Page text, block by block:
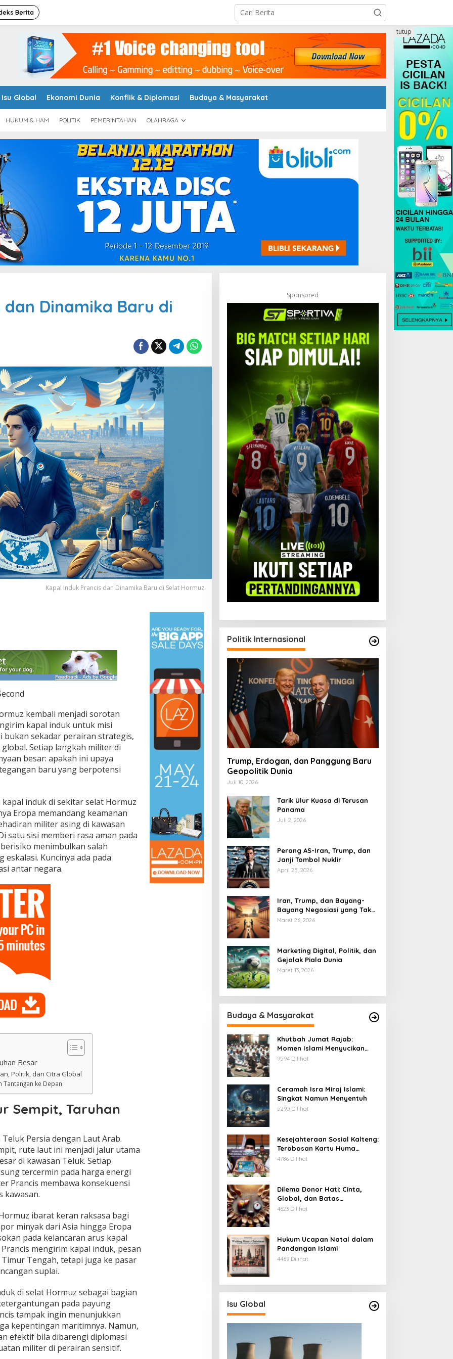
Berita
Isu Global Ekonomi Dunia Konflik & Diplomasi Budaya & Masyarakat
HUKUM & HAM POLITIK PEMERINTAHAN OLAHRAGA
tutup
Dinamika Baru di
Kapal Induk Prancis dan Dinamika Baru di Selat Hormuz
kembali menjadi sorotan
kapal induk untuk misi
bukan sekadar perairan strategis,
Setiap langkah militer di
besar: apakah ini upaya
baru yang berpotensi
induk di sekitar selat Hormuz
Eropa memandang keamanan
militer asing di kawasan
satu sisi memberi rasa aman pada
menimbulkan salah
Kuncinya ada pada
antar negara.
Besar
Politik, dan Citra Global
Tantangan ke Depan
Sempit, Taruhan
Persia dengan Laut Arab.
rute laut ini menjadi jalur utama
di kawasan Teluk. Setiap
tercermin pada harga energi
Prancis membawa konsekuensi
kawasan.
ibarat keran raksasa bagi
minyak dari Asia hingga Eropa
pada kelancaran arus kapal
mengirim kapal induk, pesan
Tengah, tetapi juga ke pasar
suplai.
di selat Hormuz sebagai bagian
pada payung
tampak ingin menunjukkan
kepentingan maritimnya. Namun,
efektif bila dibarengi diplomasi
militer di perairan sensitif.
Sponsored
Politik Internasional
Trump, Erdogan, dan Panggung Baru
Geopolitik Dunia
Juli 10, 2026
Tarik Ulur Kuasa di Terusan
Panama
Juli 2, 2026
Perang AS-Iran, Trump, dan
Janji Tombol Nuklir
April 25, 2026
Iran, Trump, dan Bayang-
Bayang Negosiasi yang Tak
Pernah Usai
Maret 26, 2026
Marketing Digital, Politik, dan
Gejolak Piala Dunia
Maret 13, 2026
Budaya & Masyarakat
Khutbah Jumat Rajab:
Momen Islami Menyucikan
Hati
9594 Dilihat
Ceramah Isra Miraj Islami:
Singkat Namun Menyentuh
5290 Dilihat
Kesejahteraan Sosial Kalteng:
Terobosan Kartu Huma
Betang
4786 Dilihat
Dilema Donor Hati: Cinta,
Global, dan Batas
Pengorbanan
4623 Dilihat
Hukum Ucapan Natal dalam
Pandangan Islami
4469 Dilihat
Isu Global